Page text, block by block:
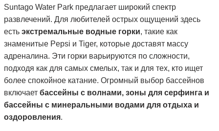
Suntago Water Park предлагает широкий спектр
развлечений. Для любителей острых ощущений здесь
есть экстремальные водные горки, такие как
знаменитые Pepsi и Tiger, которые доставят массу
адреналина. Эти горки варьируются по сложности,
подходя как для самых смелых, так и для тех, кто ищет
более спокойное катание. Огромный выбор бассейнов
включает бассейны с волнами, зоны для серфинга и
бассейны с минеральными водами для отдыха и
оздоровления.